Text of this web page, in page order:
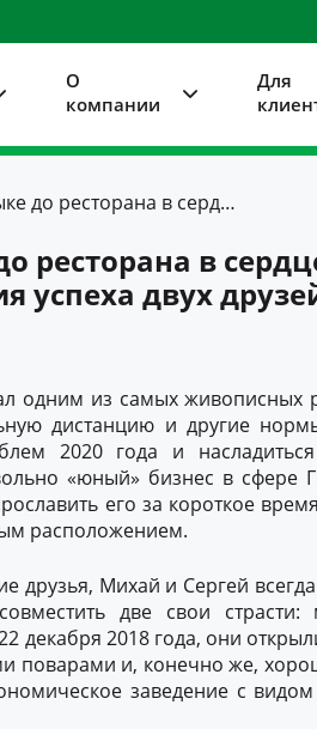
О
компании
Для
«От любви к музыке до ресторана в сердце Кишинева, с видом на лес» История успеха двух друзей-музыкантов
ресторана в
успеха двух
одним из самых живописных
дистанцию ​​и другие
2020 года и
«юный» бизнес в сфере
его за короткое
расположением.
друзья, Михай и Сергей
две свои страсти:
декабря 2018 года, они
поварами и, конечно же,
заведение с видом